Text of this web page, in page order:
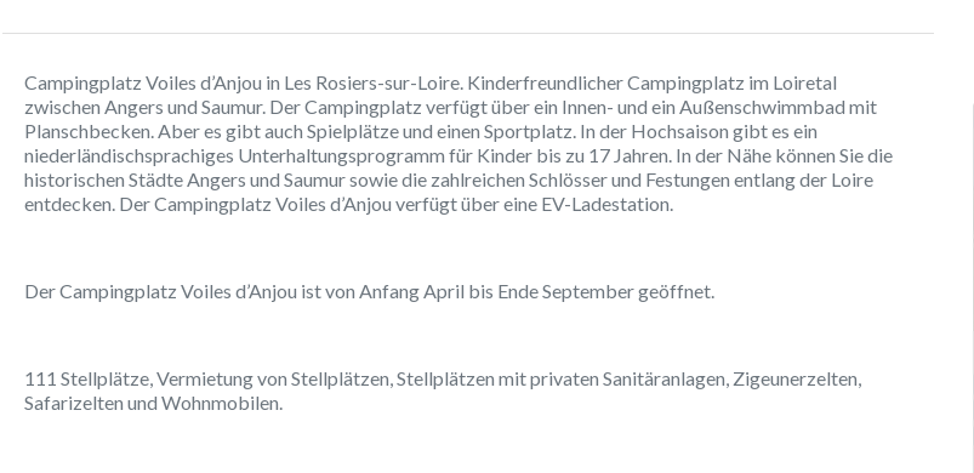
Campingplatz Voiles d’Anjou in Les Rosiers-sur-Loire. Kinderfreundlicher Campingplatz im Loiretal
zwischen Angers und Saumur. Der Campingplatz verfügt über ein Innen- und ein Außenschwimmbad mit
Planschbecken. Aber es gibt auch Spielplätze und einen Sportplatz. In der Hochsaison gibt es ein
niederländischsprachiges Unterhaltungsprogramm für Kinder bis zu 17 Jahren. In der Nähe können Sie die
historischen Städte Angers und Saumur sowie die zahlreichen Schlösser und Festungen entlang der Loire
entdecken. Der Campingplatz Voiles d’Anjou verfügt über eine EV-Ladestation.
Der Campingplatz Voiles d’Anjou ist von Anfang April bis Ende September geöffnet.
111 Stellplätze, Vermietung von Stellplätzen, Stellplätzen mit privaten Sanitäranlagen, Zigeunerzelten,
Safarizelten und Wohnmobilen.